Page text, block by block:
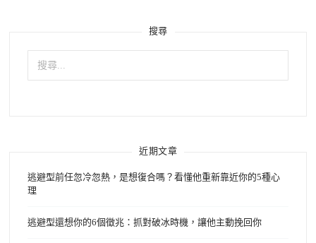
搜尋
搜
鍵
近期文章
逃避型前任忽冷忽熱，是想復合嗎？看懂他重新靠近你的5種心
理
逃避型還想你的6個徵兆：抓對破冰時機，讓他主動挽回你